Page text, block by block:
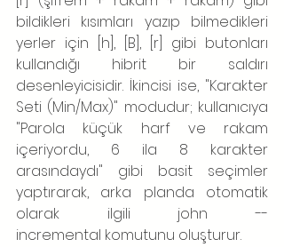
bildikleri kısımları yazıp bilmedikleri
yerler için [h], [B], [r] gibi butonları
kullandığı hibrit bir saldırı
desenleyicisidir. İkincisi ise, "Karakter
Seti (Min/Max)" modudur; kullanıcıya
"Parola küçük harf ve rakam
içeriyordu, 6 ila 8 karakter
arasındaydı" gibi basit seçimler
yaptırarak, arka planda otomatik
olarak ilgili john --
incremental komutunu oluşturur.